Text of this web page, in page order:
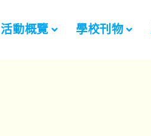
活動概覽 學校刊物